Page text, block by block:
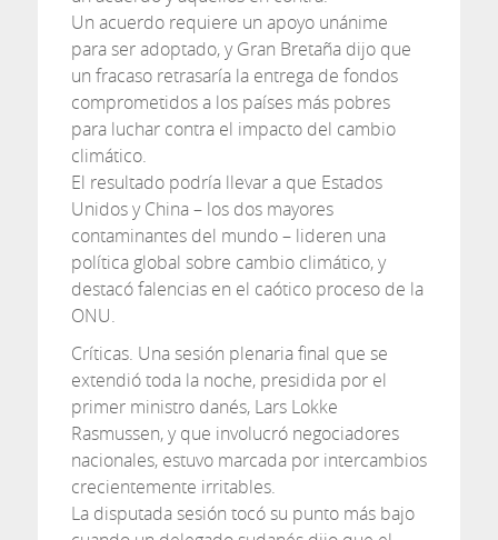
Un acuerdo requiere un apoyo unánime
para ser adoptado, y Gran Bretaña dijo que
un fracaso retrasaría la entrega de fondos
comprometidos a los países más pobres
para luchar contra el impacto del cambio
climático.
El resultado podría llevar a que Estados
Unidos y China – los dos mayores
contaminantes del mundo – lideren una
política global sobre cambio climático, y
destacó falencias en el caótico proceso de la
ONU.
Críticas. Una sesión plenaria final que se
extendió toda la noche, presidida por el
primer ministro danés, Lars Lokke
Rasmussen, y que involucró negociadores
nacionales, estuvo marcada por intercambios
crecientemente irritables.
La disputada sesión tocó su punto más bajo